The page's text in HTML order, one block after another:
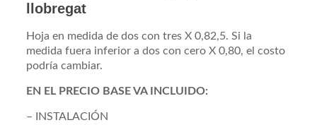
llobregat
Hoja en medida de dos con tres X 0,82,5. Si la
medida fuera inferior a dos con cero X 0,80, el costo
podría cambiar.
EN EL PRECIO BASE VA INCLUIDO:
– INSTALACIÓN